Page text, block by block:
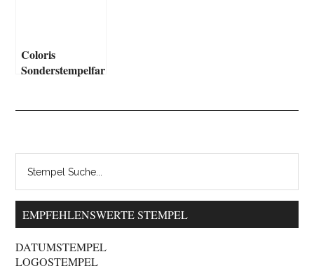
Coloris
Sonderstempelfar
EMPFEHLENSWERTE STEMPEL
DATUMSTEMPEL
LOGOSTEMPEL